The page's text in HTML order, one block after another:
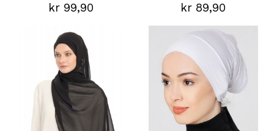
kr 99,90 kr 89,90